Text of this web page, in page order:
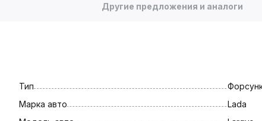
Другие предложения и аналоги
Тип
Марка авто
Lada